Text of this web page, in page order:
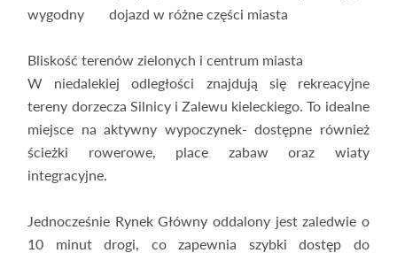
wygodny dojazd w różne części miasta
Bliskość terenów zielonych i centrum miasta
W niedalekiej odległości znajdują się rekreacyjne
tereny dorzecza Silnicy i Zalewu kieleckiego. To idealne
miejsce na aktywny wypoczynek- dostępne również
ścieżki rowerowe, place zabaw oraz wiaty
integracyjne.
Jednocześnie Rynek Główny oddalony jest zaledwie o
10 minut drogi, co zapewnia szybki dostęp do